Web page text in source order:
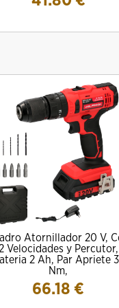
Atornillador 20 V,
2 Velocidades y Percutor,
2 Ah, Par Apriete
Nm,
66.18 €